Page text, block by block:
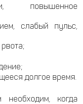
повышенное
слабый пульс,
долгое время.
когда